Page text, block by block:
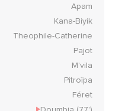
Apam
Kana-Biyik
Theophile-Catherine
Pajot
M'vila
Pitroïpa
Féret